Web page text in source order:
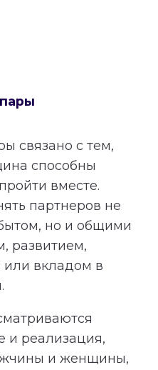
связано с тем,
способны
вместе.
партнеров не
но и общими
развитием,
вкладом в
и реализация,
и женщины,